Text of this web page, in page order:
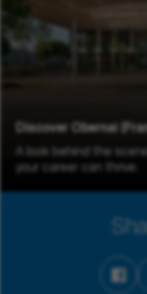
Discover Obernai
A look behind the
your career can thrive.